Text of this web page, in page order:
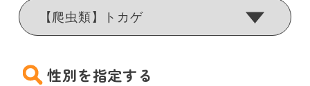
性別を指定する